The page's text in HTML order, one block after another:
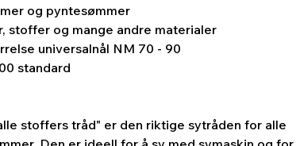
og pyntesømmer
stoffer og mange andre materialer
universalnål NM 70 - 90
standard
stoffers tråd" er den riktige sytråden for alle